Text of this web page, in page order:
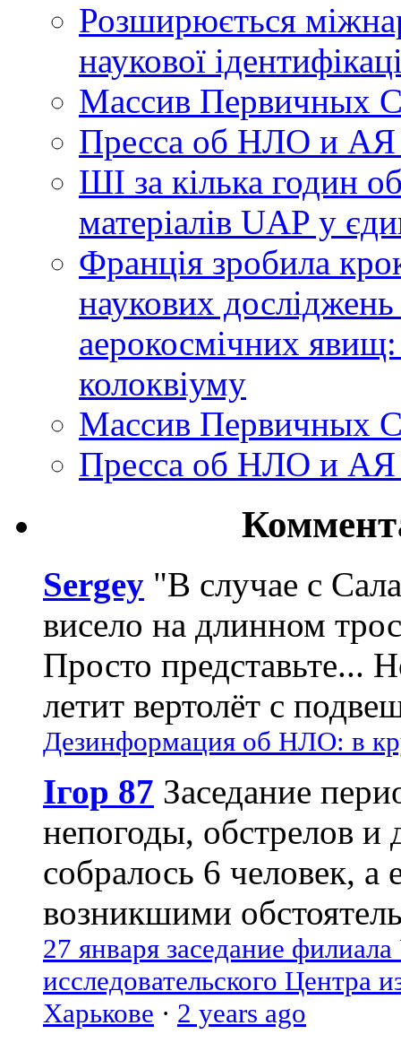
Розширюється
наукової
Массив Первичных
Пресса об НЛО и
ШІ за кілька годин
матеріалів UAP у
Франція зробила
наукових
аерокосмічних
колоквіуму
Массив Первичных
Пресса об НЛО и
Sergey "В случае с
висело на длинном
Просто представьте...
летит вертолёт с
Дезинформация об НЛО: в
Ігор 87 Заседание
непогоды, обстрелов и
собралось 6 человек, а
возникшими
27 января заседание
исследовательского Центра
Харькове · 2 years ago